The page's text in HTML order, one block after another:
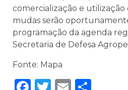
comercialização e utilização
mudas serão
programação da agenda
Secretaria de Defesa
Fonte: Mapa